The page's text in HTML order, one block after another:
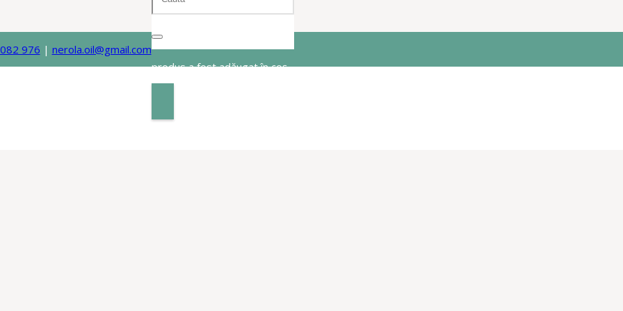
976 | nerola.oil@gmail.com
produsa fost adăugat în coș.